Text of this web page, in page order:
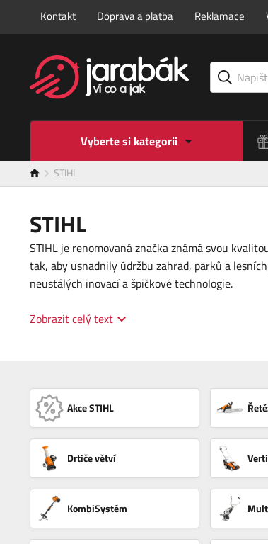
Kontakt Doprava a platba Reklamace
Vyberte si kategorii
STIHL
STIHL
STIHL je renomovaná značka známá svou
tak, aby usnadnily údržbu zahrad, parků a
neustálých inovací a špičkové technologie.
Zobrazit celý text
Akce STIHL
Drtiče větví
KombiSystém